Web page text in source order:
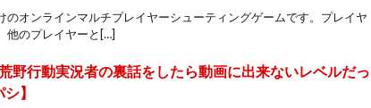
のオンラインマルチプレイヤーシューティングゲームです。プレイヤ
他のプレイヤーと[…]
野行動実況者の裏話をしたら動画に出来ないレベルだっ
】